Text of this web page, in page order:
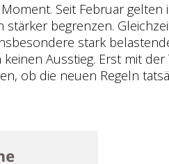
Seit Februar
begrenzen.
stark
Ausstieg. Erst mit
ob die neuen Regeln